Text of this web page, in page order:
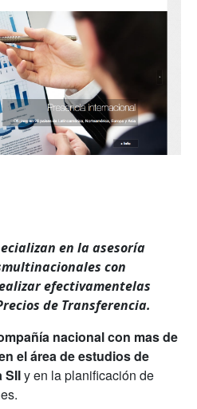
en la asesoría
con
efectivamentelas
de Transferencia.
nacional con mas de
el área de estudios de
SIIy en la planificación de